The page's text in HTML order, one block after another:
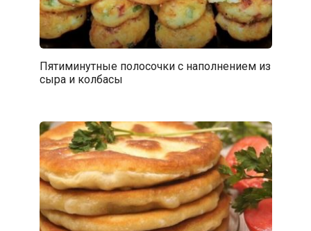
Пятиминутные полосочки с наполнением из
сыра и колбасы